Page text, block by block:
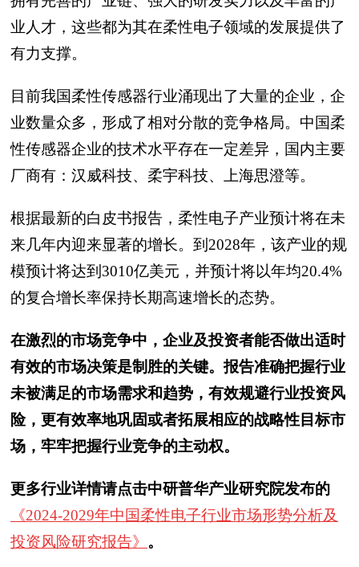
业人才，这些都为其在柔性电子领域的发展提供了
有力支撑。
目前我国柔性传感器行业涌现出了大量的企业，企
业数量众多，形成了相对分散的竞争格局。中国柔
性传感器企业的技术水平存在一定差异，国内主要
厂商有：汉威科技、柔宇科技、上海思澄等。
根据最新的白皮书报告，柔性电子产业预计将在未
来几年内迎来显著的增长。到2028年，该产业的规
模预计将达到3010亿美元，并预计将以年均20.4%
的复合增长率保持长期高速增长的态势。
在激烈的市场竞争中，企业及投资者能否做出适时
有效的市场决策是制胜的关键。报告准确把握行业
未被满足的市场需求和趋势，有效规避行业投资风
险，更有效率地巩固或者拓展相应的战略性目标市
场，牢牢把握行业竞争的主动权。
更多行业详情请点击中研普华产业研究院发布的
《2024-2029年中国柔性电子行业市场形势分析及
投资风险研究报告》 。